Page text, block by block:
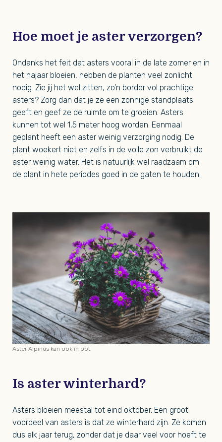
Hoe moet je aster verzorgen?
Ondanks het feit dat asters vooral in de late zomer en in
het najaar bloeien, hebben de planten veel zonlicht
nodig. Zie jij het wel zitten, zo’n border vol prachtige
asters? Zorg dan dat je ze een zonnige standplaats
geeft en geef ze de ruimte om te groeien. Asters
kunnen tot wel 1,5 meter hoog worden. Eenmaal
geplant heeft een aster weinig verzorging nodig. De
plant woekert niet en zelfs in de volle zon verbruikt de
aster weinig water. Het is natuurlijk wel raadzaam om
de plant in hete periodes goed in de gaten te houden.
Aster Alpinus kan ook in pot.
Is aster winterhard?
Asters bloeien meestal tot eind oktober. Een groot
voordeel van asters is dat ze winterhard zijn. Ze komen
dus elk jaar terug, zonder dat je daar veel voor hoeft te